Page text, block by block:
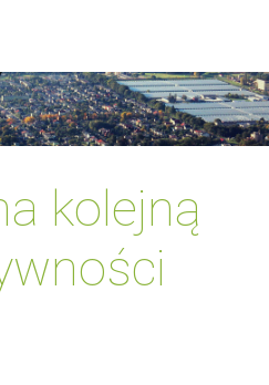
kolejną